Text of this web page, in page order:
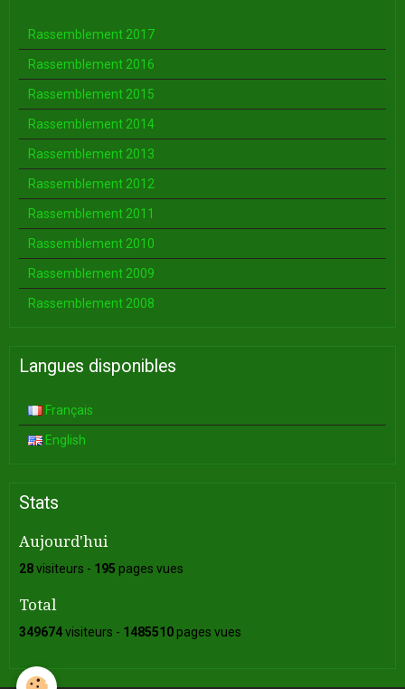
Rassemblement 2017
Rassemblement 2016
Rassemblement 2015
Rassemblement 2014
Rassemblement 2013
Rassemblement 2012
Rassemblement 2011
Rassemblement 2010
Rassemblement 2009
Rassemblement 2008
Langues disponibles
Français
English
Stats
Aujourd'hui
28visiteurs - 195 pages vues
Total
349674visiteurs - 1485510pages vues